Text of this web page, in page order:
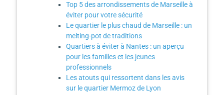
Top 5 des arrondissements de Marseille à
éviter pour votre sécurité
Le quartier le plus chaud de Marseille : un
melting-pot de traditions
Quartiers à éviter à Nantes : un aperçu
pour les familles et les jeunes
professionnels
Les atouts qui ressortent dans les avis
sur le quartier Mermoz de Lyon